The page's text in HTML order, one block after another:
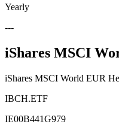
Yearly
---
iShares MSCI
iShares MSCI World EUR
IBCH.ETF
IE00B441G979